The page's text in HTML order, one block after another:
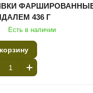
436 Г
Есть в наличии